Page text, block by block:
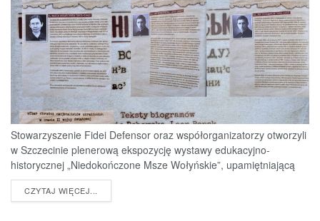
Stowarzyszenie Fidei Defensor oraz współorganizatorzy otworzyli
w Szczecinie plenerową ekspozycję wystawy edukacyjno-
historycznej „Niedokończone Msze Wołyńskie”, upamiętniającą
ofiary jednej z najtragiczniejszych...
CZYTAJ WIĘCEJ...